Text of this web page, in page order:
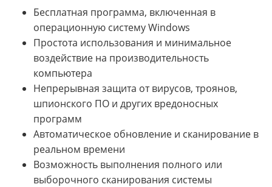
Бесплатная программа, включенная в
операционную систему Windows
Простота использования и минимальное
воздействие на производительность
компьютера
Непрерывная защита от вирусов, троянов,
шпионского ПО и других вредоносных
программ
Автоматическое обновление и сканирование в
реальном времени
Возможность выполнения полного или
выборочного сканирования системы